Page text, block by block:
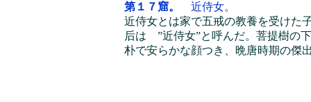
第１７窟。
近侍女。
近侍女とは家で五戒の教養を受けた
后は ”近侍女”と呼んだ。菩提樹の
朴で安らかな顔つき、晩唐時期の傑